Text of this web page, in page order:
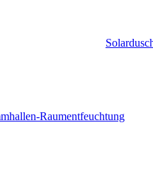
Raumentfeuchtung